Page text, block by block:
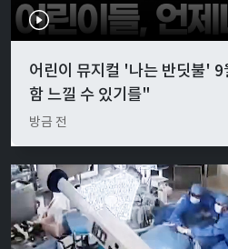
어린이 뮤지컬 '나는 반딧불'
함 느낄 수 있기를"
방금 전